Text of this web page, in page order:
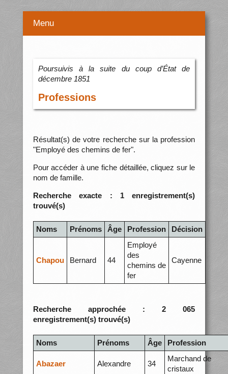
Menu
Poursuivis à la suite du coup d’État de
décembre 1851
Professions
Résultat(s) de votre recherche sur la profession
"Employé des chemins de fer".
Pour accéder à une fiche détaillée, cliquez sur le
nom de famille.
Recherche exacte : 1 enregistrement(s)
trouvé(s)
Noms Prénoms Âge Profession Décision
Chapou Bernard 44
Employé
des
chemins de
fer
Cayenne
Recherche approchée : 2 065
enregistrement(s) trouvé(s)
Noms Prénoms Âge Profession
Abazaer Alexandre 34
Marchand de
cristaux